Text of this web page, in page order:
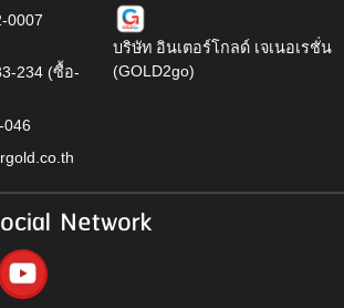
0007
234 (ซื้อ-
บริษัท อินเตอร์โกลด์ เจเนอเรชั่น
(GOLD2go)
Network